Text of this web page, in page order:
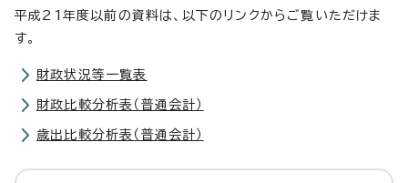
平成21年度以前の資料は、以下のリンクからご覧いただけま
す。
財政状況等一覧表
財政比較分析表（普通会計）
歳出比較分析表（普通会計）